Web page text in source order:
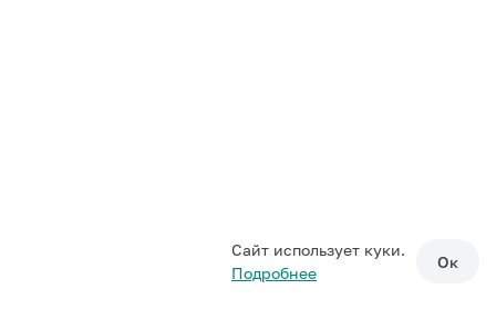
Сайт использует куки.
Подробнее
Ок